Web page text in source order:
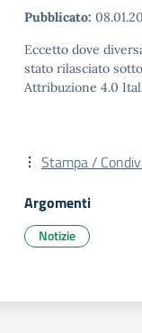
Pubblicato:
Eccetto dove
stato rilasciato
Attribuzione 4.0
Stampa /
Argomenti
Notizie